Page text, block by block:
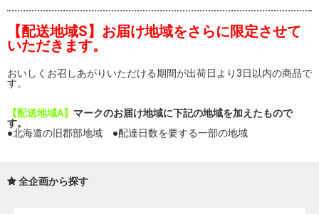
【配送地域S】お届け地域をさらに限定させて
いただきます。
おいしくお召しあがりいただける期間が出荷日より3日以内の商品で
す。
【配送地域A】 マークのお届け地域に下記の地域を加えたもので
す。
●北海道の旧郡部地域 ●配達日数を要する一部の地域
全企画から探す